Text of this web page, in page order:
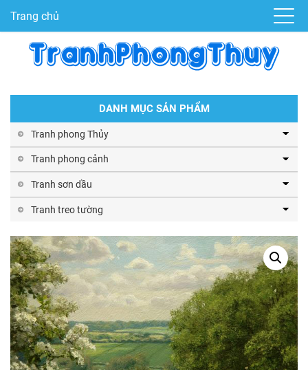
Trang chủ
DANH MỤC SẢN PHẨM
Tranh phong Thủy
Tranh phong cảnh
Tranh sơn dầu
Tranh treo tường